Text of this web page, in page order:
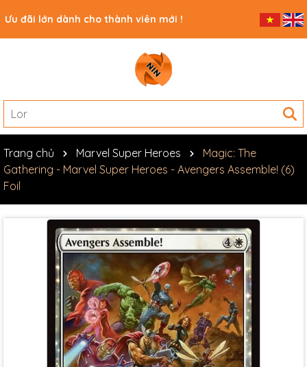
Ưu đãi lớn dành cho thành viên mới !
Trang chủ Marvel Super Heroes
Magic: The
Gathering - Marvel Super Heroes - Avengers Assemble! (6)
Foil
Mã giảm giá: